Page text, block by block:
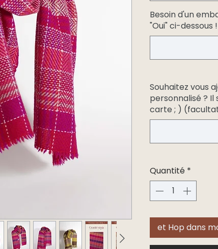
Besoin d'un
"Oui" ci-
Souhaitez vous
personnalisé ? Il
carte ; )
Quantité *
et Hop dans